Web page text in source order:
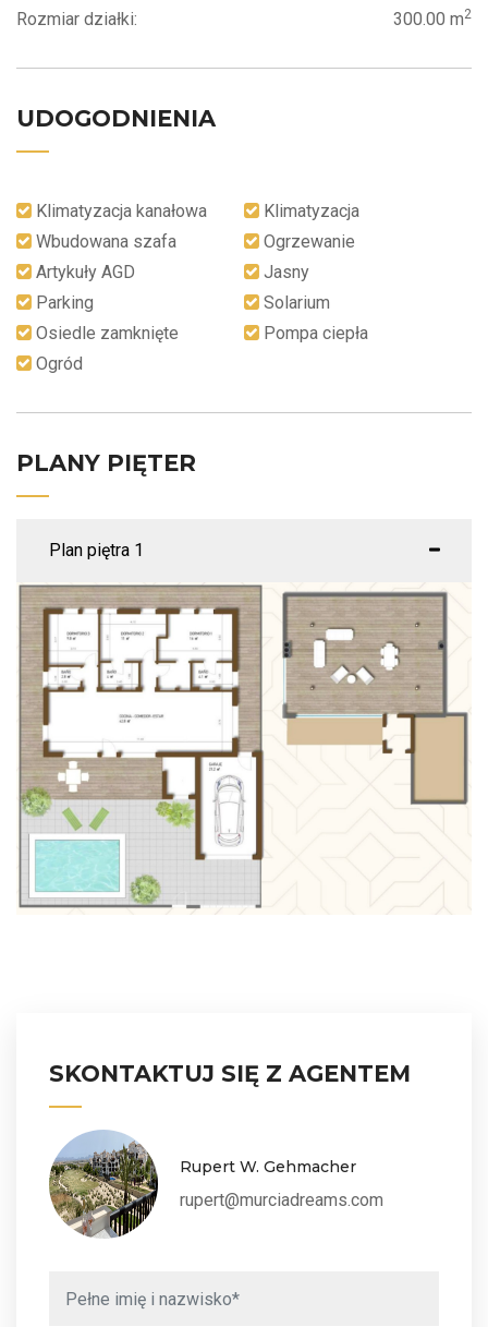
Rozmiar działki: 300.00 m2
UDOGODNIENIA
Klimatyzacja kanałowa
Klimatyzacja
Wbudowana szafa
Ogrzewanie
Artykuły AGD
Jasny
Parking
Solarium
Osiedle zamknięte
Pompa ciepła
Ogród
PLANY PIĘTER
Plan piętra 1
SKONTAKTUJ SIĘ Z AGENTEM
Rupert W. Gehmacher
rupert@murciadreams.com